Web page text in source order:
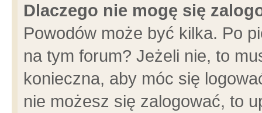
Dlaczego nie mogę się
Powodów może być kilka. Po
na tym forum? Jeżeli nie, to
konieczna, aby móc się
nie możesz się zalogować, to